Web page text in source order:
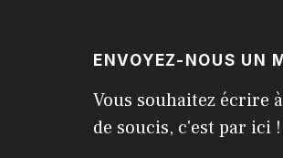
ENVOYEZ-NOUS UN
Vous souhaitez écrire
de soucis, c'est par ici !